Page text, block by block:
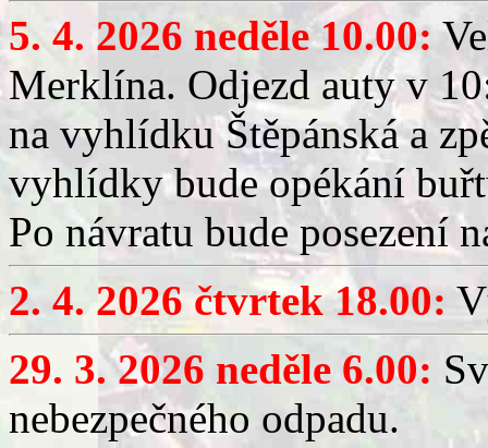
5. 4. 2026 neděle 10.00:
Merklína. Odjezd auty v
na vyhlídku Štěpánská a
vyhlídky bude opékání
Po návratu bude posezení
2. 4. 2026 čtvrtek 18.00:
29. 3. 2026 neděle 6.00:
nebezpečného odpadu.